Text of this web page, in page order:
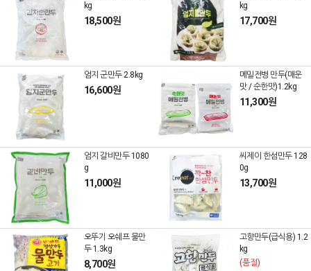
kg
18,500원
kg
17,700원
엄지 군만두 2.8kg
16,600원
메밀전병 만두(매운
맛 / 순한맛)1.2kg
11,300원
엄지 갈비만두 1080
g
11,000원
씨제이 한섬만두 128
0g
13,700원
오뚜기 오쉐프 물만
두 1.3kg
8,700원
고향만두(급식용) 1.2
kg
(품절)